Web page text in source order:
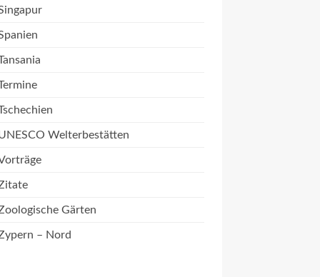
Welterbestätten
Gärten
– Nord